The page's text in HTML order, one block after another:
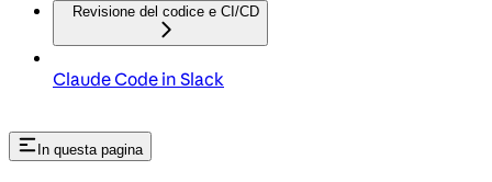
Revisione del codice e CI/CD
Claude Code in Slack
In questa pagina